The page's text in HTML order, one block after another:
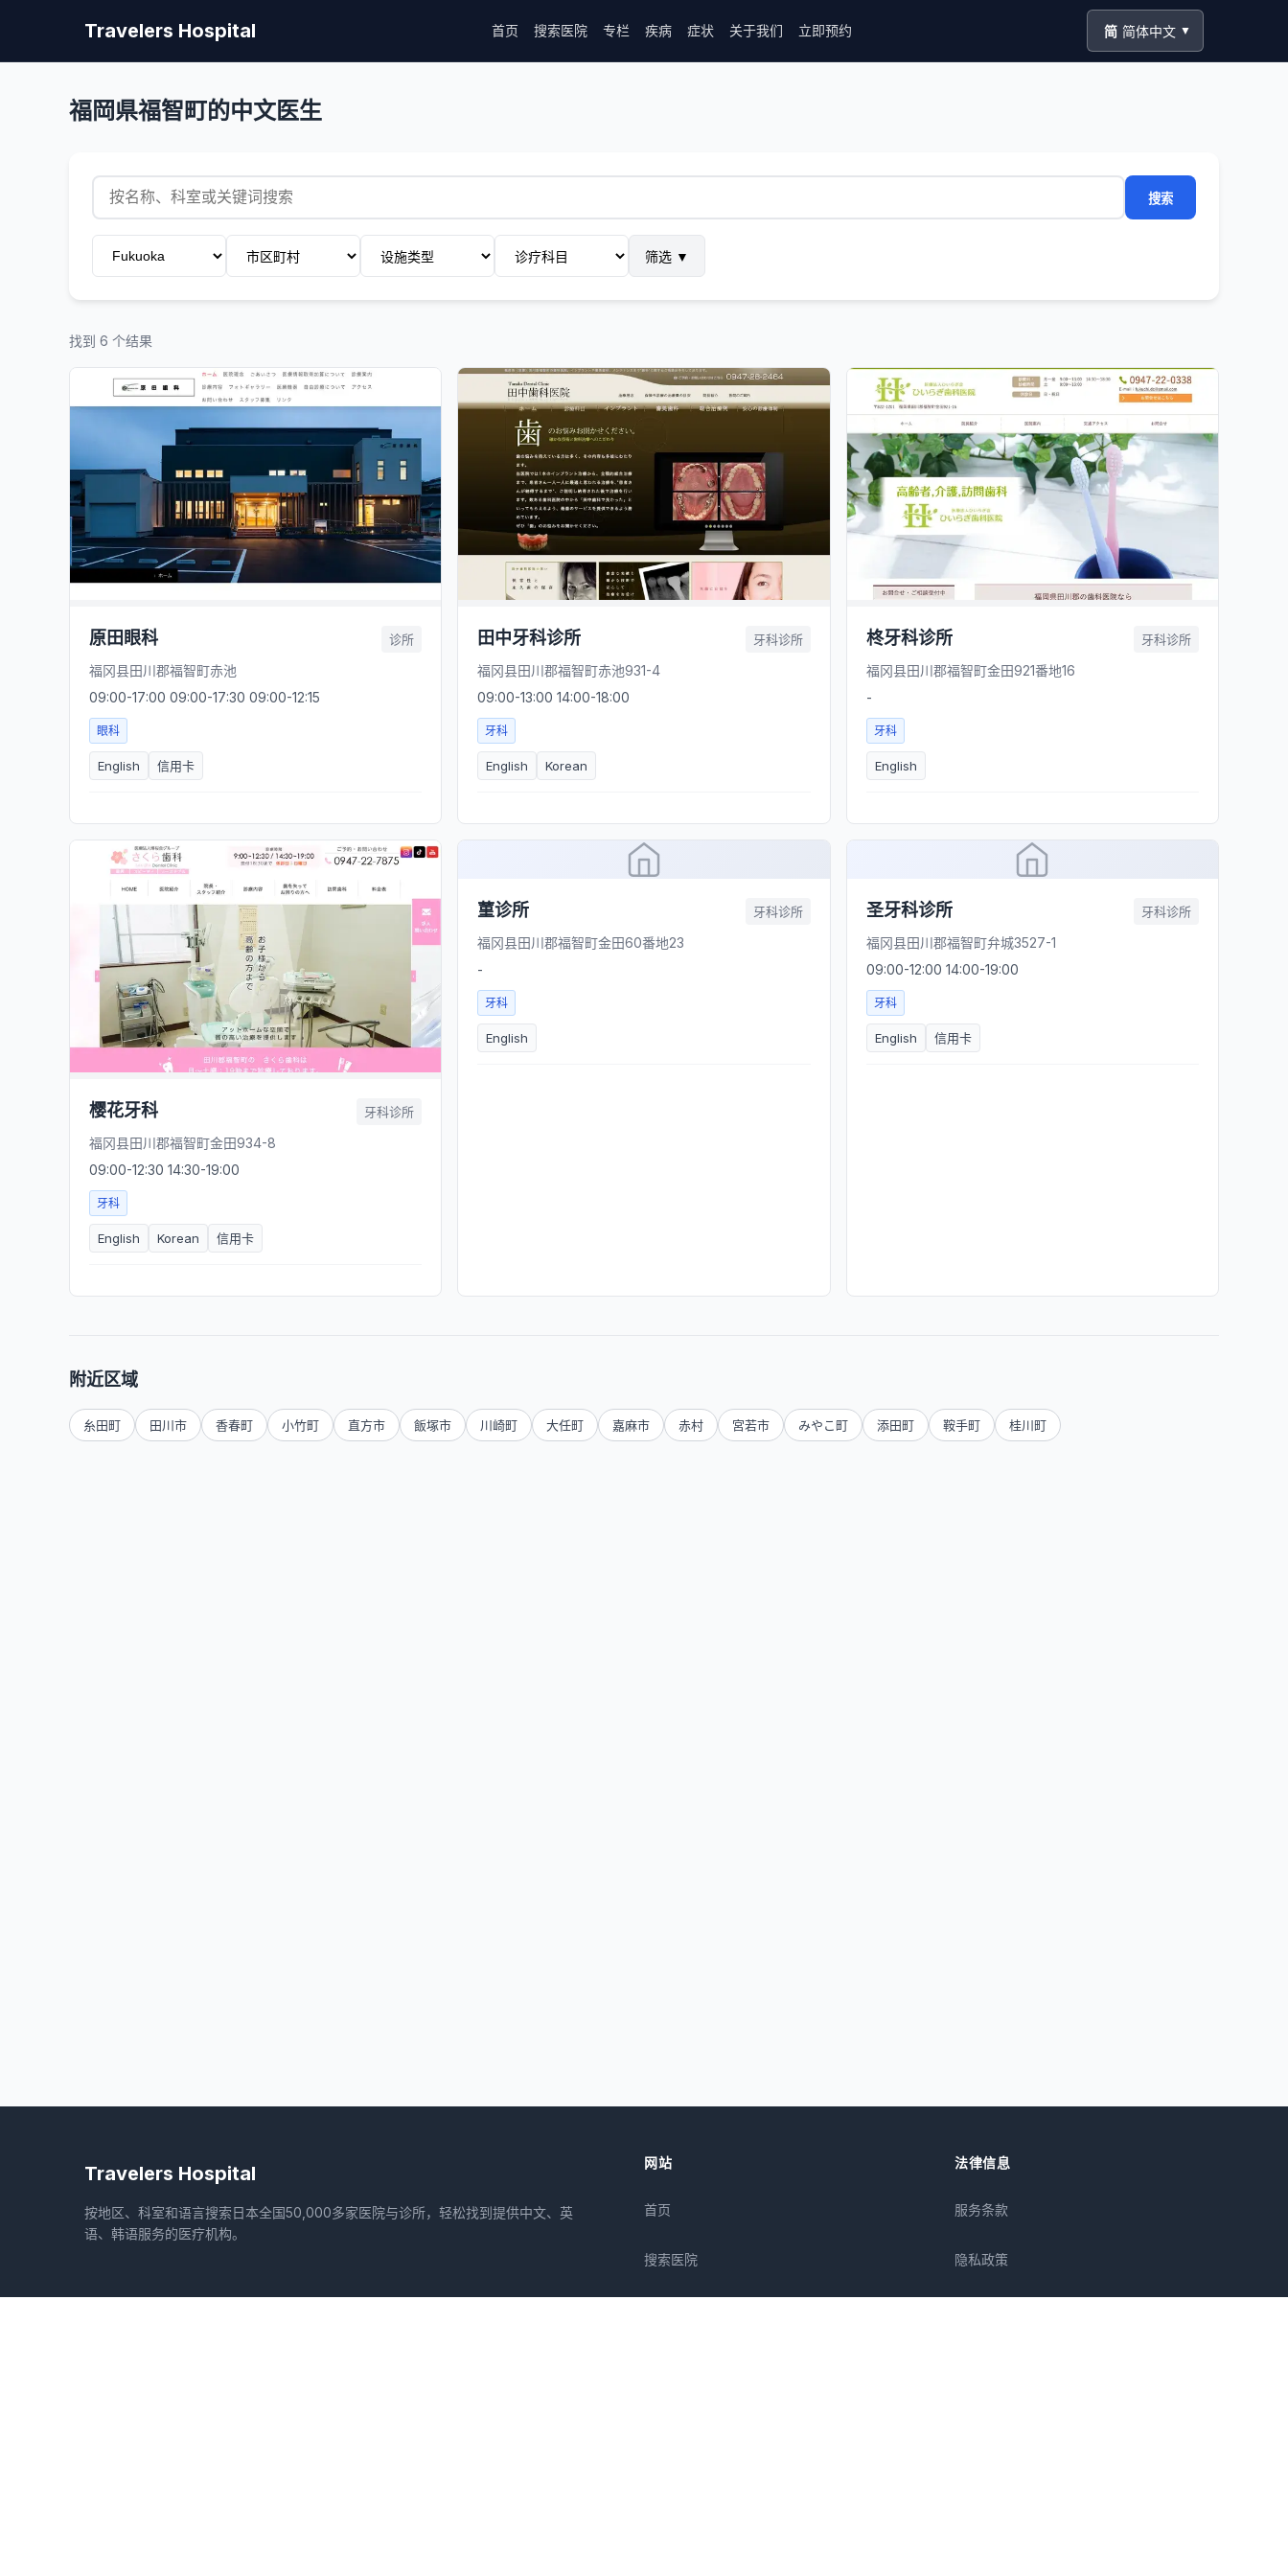
Travelers Hospital 首页 搜索医院 专栏 疾病 症状 关于我们 立即预约 简 简体中文 ▼
福岡県福智町的中文医生
搜索
筛选 ▼
找到 6 个结果
原田眼科 诊所
福冈县田川郡福智町赤池
09:00-17:00 09:00-17:30 09:00-12:15
眼科
English 信用卡
田中牙科诊所 牙科诊所
福冈县田川郡福智町赤池931-4
09:00-13:00 14:00-18:00
牙科
English Korean
柊牙科诊所 牙科诊所
福冈县田川郡福智町金田921番地16
-
牙科
English
樱花牙科 牙科诊所
福冈县田川郡福智町金田934-8
09:00-12:30 14:30-19:00
牙科
English Korean 信用卡
菫诊所 牙科诊所
福冈县田川郡福智町金田60番地23
-
牙科
English
圣牙科诊所 牙科诊所
福冈县田川郡福智町弁城3527-1
09:00-12:00 14:00-19:00
牙科
English 信用卡
附近区域
糸田町 田川市 香春町 小竹町 直方市 飯塚市 川崎町 大任町 嘉麻市 赤村 宮若市 みやこ町 添田町 鞍手町 桂川町
Travelers Hospital
按地区、科室和语言搜索日本全国50,000多家医院与诊所，轻松找到提供中文、英
语、韩语服务的医疗机构。
网站
首页
搜索医院
法律信息
服务条款
隐私政策